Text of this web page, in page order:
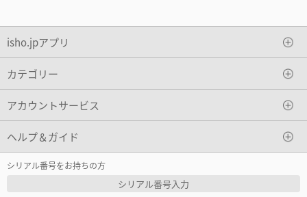
isho.jpアプリ
カテゴリー
アカウントサービス
ヘルプ＆ガイド
シリアル番号をお持ちの方
シリアル番号入力